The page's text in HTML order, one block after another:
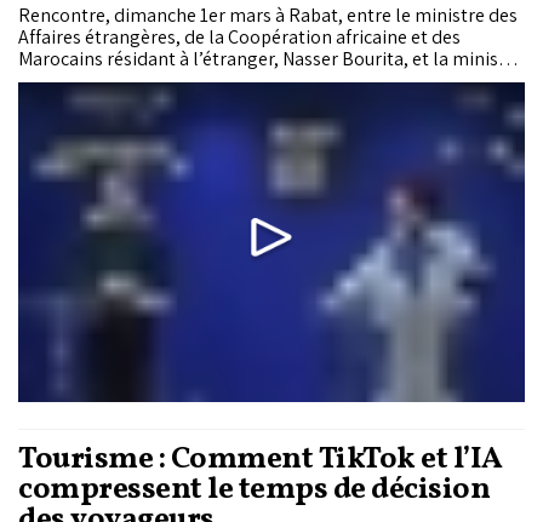
Rencontre, dimanche 1er mars à Rabat, entre le ministre des
Affaires étrangères, de la Coopération africaine et des
Marocains résidant à l’étranger, Nasser Bourita, et la ministre
finlandaise des Affaires étrangères, Elina Valtonen.
Tourisme : Comment TikTok et l’IA
compressent le temps de décision